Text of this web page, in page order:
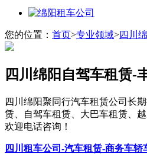
您的位置： 首页>专业领域>四川
四川绵阳自驾车租赁-
四川绵阳聚同行汽车租赁公司长
赁、自驾车租赁、大巴车租赁、
欢迎电话咨询！
四川租车公司-汽车租赁-商务车轿